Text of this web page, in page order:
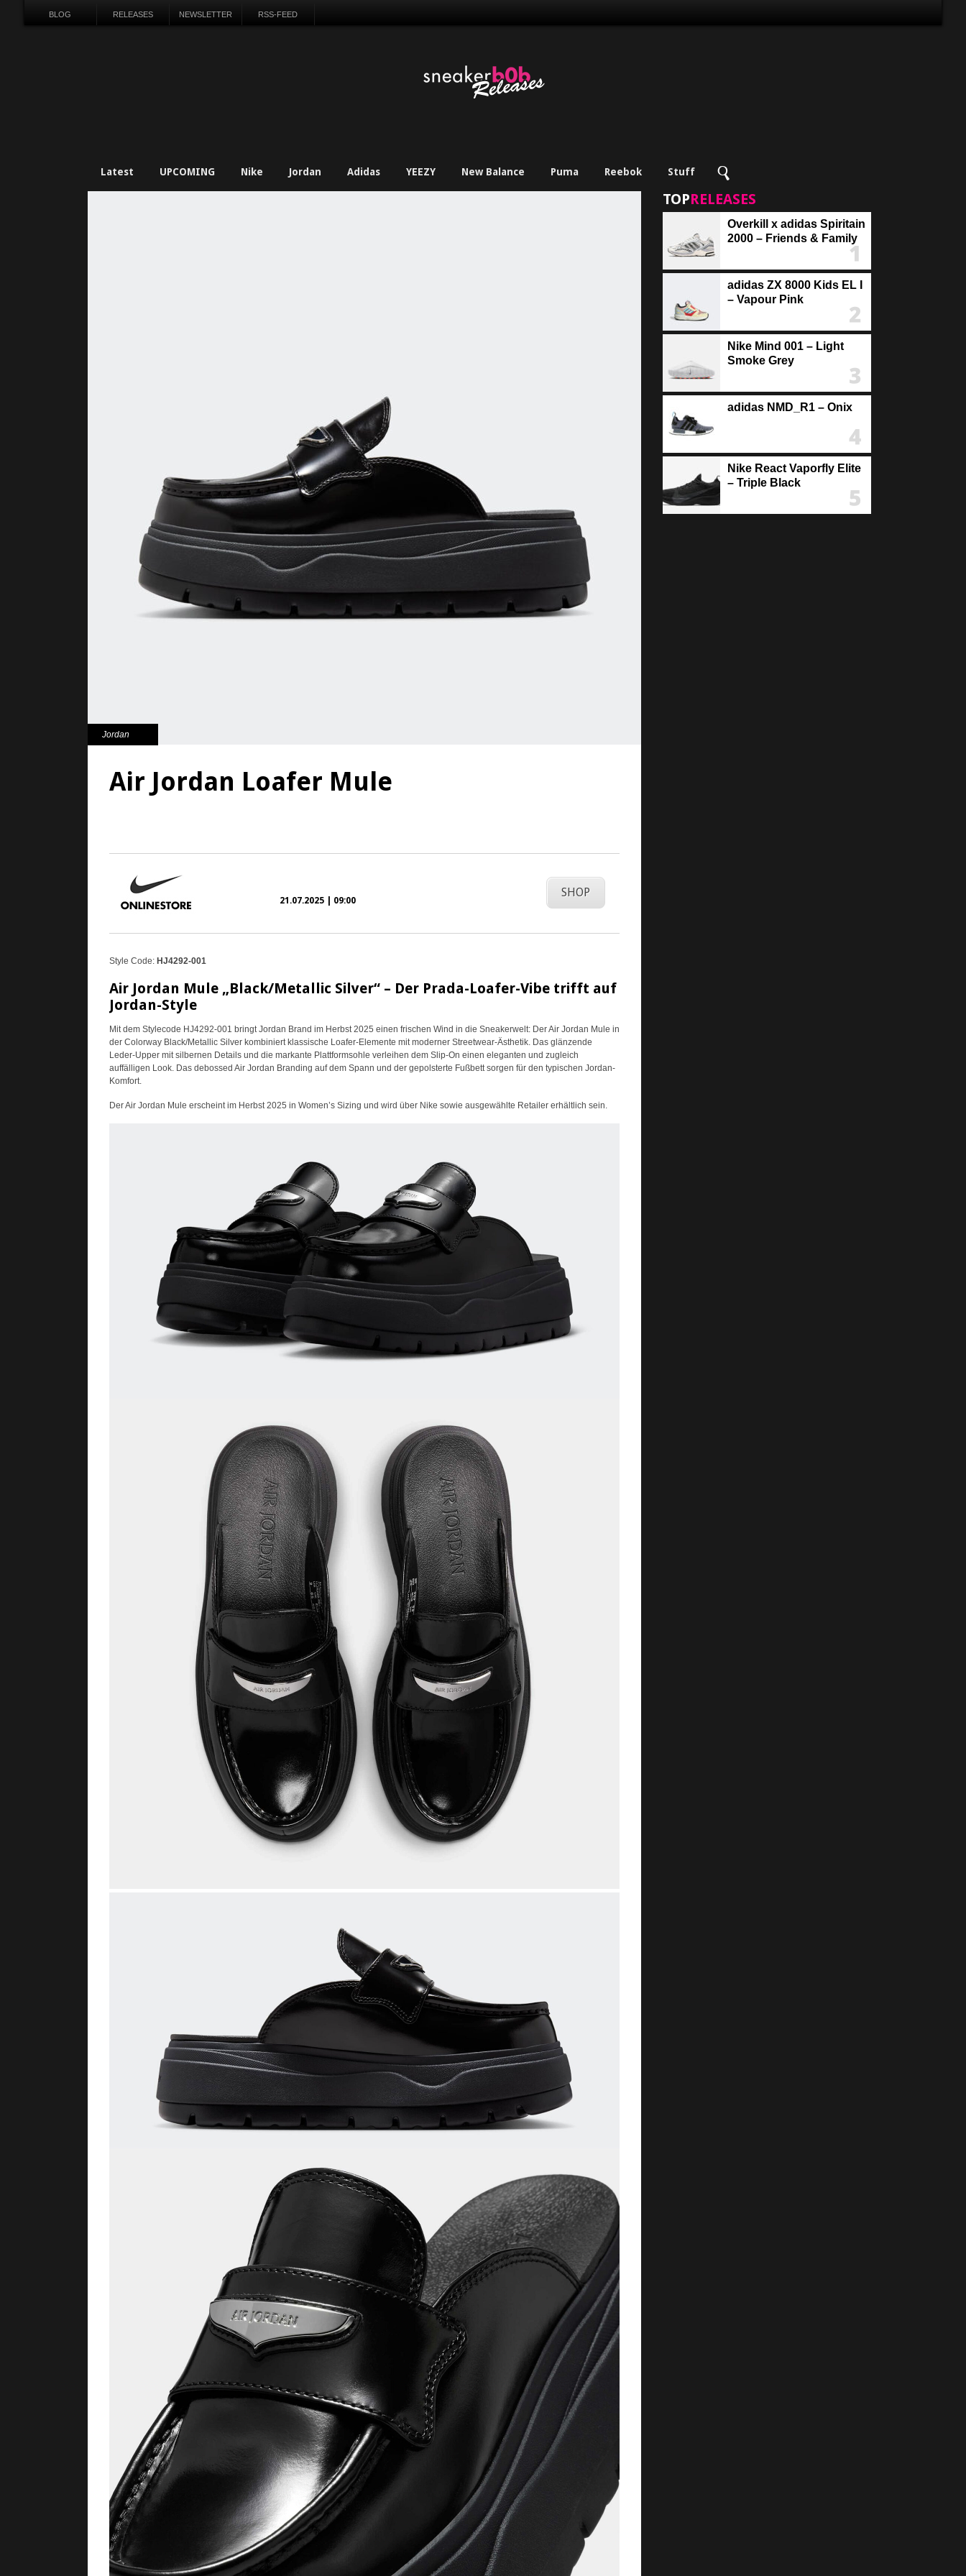
BLOG RELEASES NEWSLETTER RSS-FEED
Latest UPCOMING Nike Jordan Adidas YEEZY New Balance Puma Reebok Stuff
Jordan
Air Jordan Loafer Mule
21.07.2025 | 09:00
SHOP
Style Code: HJ4292-001
Air Jordan Mule „Black/Metallic Silver“ – Der Prada-Loafer-Vibe trifft auf
Jordan-Style
Mit dem Stylecode HJ4292-001 bringt Jordan Brand im Herbst 2025 einen frischen Wind in die Sneakerwelt: Der Air Jordan Mule in
der Colorway Black/Metallic Silver kombiniert klassische Loafer-Elemente mit moderner Streetwear-Ästhetik. Das glänzende
Leder-Upper mit silbernen Details und die markante Plattformsohle verleihen dem Slip-On einen eleganten und zugleich
auffälligen Look. Das debossed Air Jordan Branding auf dem Spann und der gepolsterte Fußbett sorgen für den typischen Jordan-
Komfort.
Der Air Jordan Mule erscheint im Herbst 2025 in Women’s Sizing und wird über Nike sowie ausgewählte Retailer erhältlich sein.
TOPRELEASES
Overkill x adidas Spiritain
2000 – Friends & Family
adidas ZX 8000 Kids EL I
– Vapour Pink
Nike Mind 001 – Light
Smoke Grey
adidas NMD_R1 – Onix
Nike React Vaporfly Elite
– Triple Black